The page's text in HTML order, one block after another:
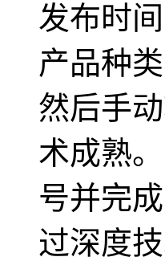
发布时
产品种
然后手
术成熟
号并完
过深度